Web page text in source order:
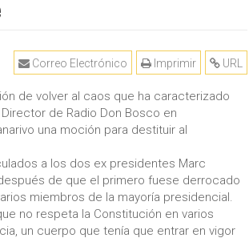
URL
Imprimir
Correo Electrónico
de volver al caos que ha caracterizado
de Radio Don Bosco en
una moción para destituir al
a los dos ex presidentes Marc
de que el primero fuese derrocado
miembros de la mayoría presidencial.
no respeta la Constitución en varios
un cuerpo que tenía que entrar en vigor